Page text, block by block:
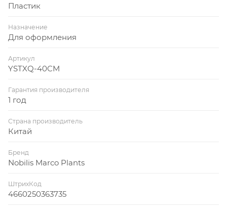
Пластик
Назначение
Для оформления
Артикул
YSTXQ-40CM
Гарантия производителя
1 год
Страна производитель
Китай
Бренд
Nobilis Marco Plants
ШтрихКод
4660250363735